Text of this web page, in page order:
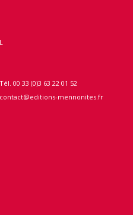
Tél. 00 33 (0)3 63 22 01 52
contact@editions-mennonites.fr